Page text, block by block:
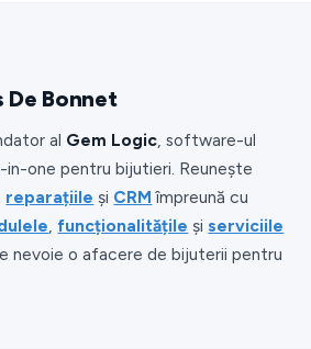
De Bonnet
al Gem Logic, software-ul
in-one pentru bijutieri. Reunește
reparațiile și CRM împreună cu
, funcționalitățile șiserviciile
nevoie o afacere de bijuterii pentru